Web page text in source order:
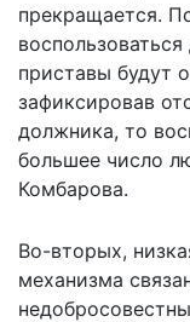
прекращается.
приставы будут
зафиксировав
должника, то
большее число
Комбарова.
Во-вторых,
механизма